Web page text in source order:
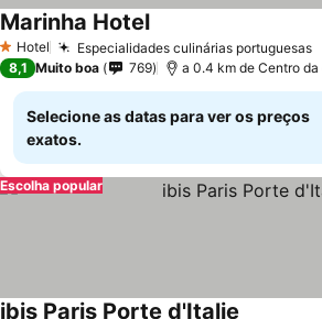
1 Estrelas
Hotel Especialidades culinárias portuguesas
Marinha Hotel
8,1 Muito boa 769 a 0.4 km de Centro
Selecione as datas para ver os preços
exatos.
Escolha popular
ibis Paris Porte d'Italie